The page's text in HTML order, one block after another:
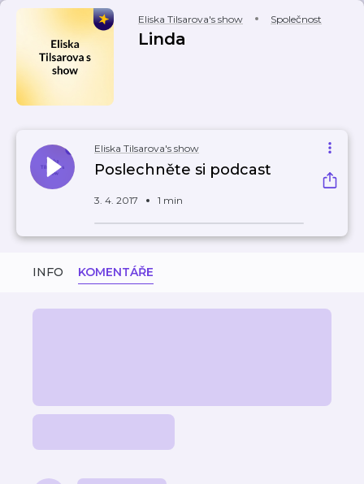
Eliska Tilsarova's show Společnost
Linda
Eliska Tilsarova's show
Poslechněte si podcast
3. 4. 2017 1 min
INFO KOMENTÁŘE